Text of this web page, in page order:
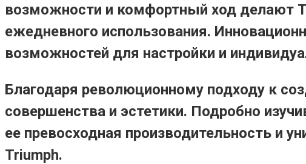
возможности и комфортный ход делают
ежедневного использования.
возможностей для настройки и
Благодаря революционному подходу к
совершенства и эстетики. Подробно
ее превосходная производительность и
Triumph.